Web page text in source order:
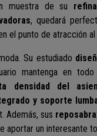
muestra de su
, quedará
el punto de atracción
Su estudiado
mantenga en todo
densidad del
y soporte
Además, sus
aportar un interesante